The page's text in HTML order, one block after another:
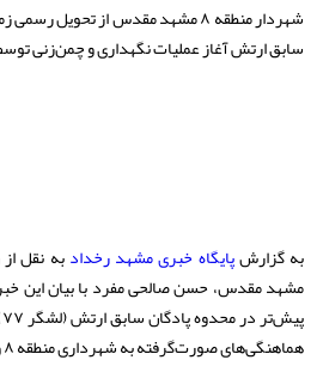
شهردار منطقه ۸ مشهد مقدس از
سابق ارتش آغاز عملیات نگهداری و چمن‌زنی
به گزارشپایگاه خبری مشهد رخداد
مشهد مقدس، حسن صالحی مفرد با بیان این
هماهنگی‌های صورت‌گرفته به شهرداری منطقه ۸ واگذار شد.